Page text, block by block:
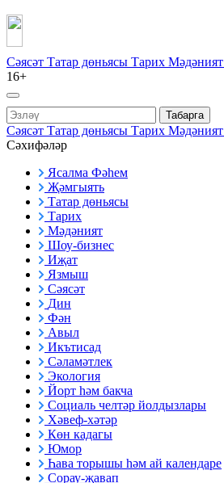
Сәясәт Татар дөньясы Тарих Мәдәният
16+
Табарга
Сәясәт Татар дөньясы Тарих Мәдәният
Сәхифәләр
Ясалма Фәһем
Җәмгыять
Татар дөньясы
Тарих
Мәдәният
Шоу-бизнес
Иҗат
Язмыш
Сәясәт
Дин
Фән
Авыл
Икътисад
Сәламәтлек
Экология
Йорт һәм бакча
Социаль челтәр йолдызлары
Хәвеф-хәтәр
Көн кадагы
Юмор
Һава торышы һәм ай календаре
Сорау-җавап